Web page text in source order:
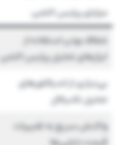
مزایای پرایس اکشن
شفاف بودن استفاده از
ابزارهای تحلیل پرایس اکشن
بی‌نیازی از اندیکاتورهای
تحلیل تکنیکال
واکنش سریع به تغییرات